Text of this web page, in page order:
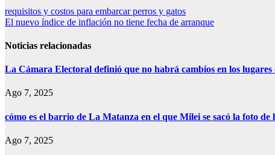
Navegación
de
entradas
requisitos y costos para embarcar perros y gatos
El nuevo índice de inflación no tiene fecha de arranque
Noticias relacionadas
La Cámara Electoral definió que no habrá cambios en los
Ago 7, 2025
cómo es el barrio de La Matanza en el que Milei se sacó la foto
Ago 7, 2025